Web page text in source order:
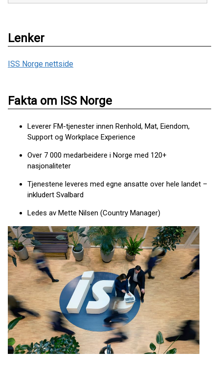
Lenker
ISS Norge nettside
Fakta om ISS Norge
Leverer FM-tjenester innen Renhold, Mat, Eiendom,
Support og Workplace Experience
Over 7 000 medarbeidere i Norge med 120+
nasjonaliteter
Tjenestene leveres med egne ansatte over hele landet –
inkludert Svalbard
Ledes av Mette Nilsen (Country Manager)